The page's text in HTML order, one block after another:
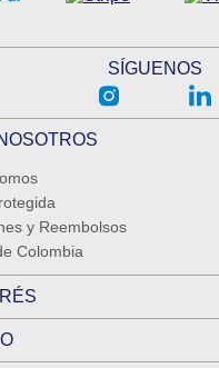
SÍGUENOS
y Reembolsos
Colombia